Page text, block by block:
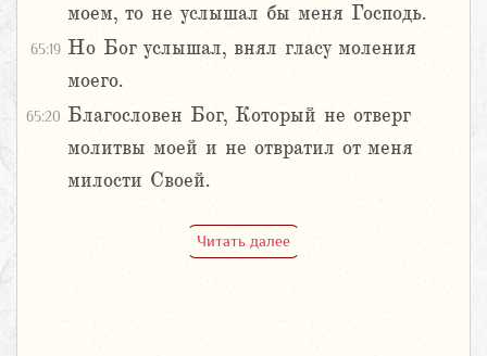
моем, то не услышал бы меня Господь.
65:19 Но Бог услышал, внял гласу моления
моего.
65:20 Благословен Бог, Который не отверг
молитвы моей и не отвратил от меня
милости Своей.
Читать далее